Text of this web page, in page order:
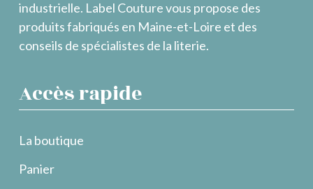
industrielle. Label Couture vous propose des
produits fabriqués en Maine-et-Loire et des
conseils de spécialistes de la literie.
Accès rapide
La boutique
Panier